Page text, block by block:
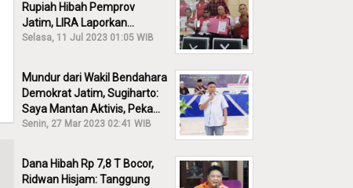
Rupiah Hibah Pemprov
Jatim, LIRA Laporkan
Khofifah ke KPK: Dia Harus
Selasa, 11 Jul 2023 01:05 WIB
Mundur dari Wakil Bendahara
Demokrat Jatim, Sugiharto:
Saya Mantan Aktivis, Peka
Sekali Kalau Ada yang
Senin, 27 Mar 2023 02:41 WIB
Dana Hibah Rp 7,8 T Bocor,
Ridwan Hisjam: Tanggung